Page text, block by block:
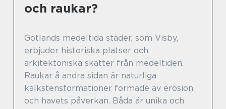
och raukar?
Gotlands medeltida städer, som Visby,
erbjuder historiska platser och
arkitektoniska skatter från medeltiden.
Raukar å andra sidan är naturliga
kalkstensformationer formade av erosion
och havets påverkan. Båda är unika och